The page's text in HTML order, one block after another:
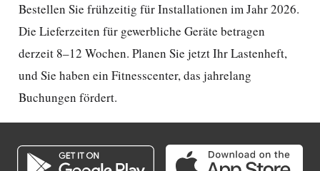
Bestellen Sie frühzeitig für Installationen im Jahr 2026.
Die Lieferzeiten für gewerbliche Geräte betragen
derzeit 8–12 Wochen. Planen Sie jetzt Ihr Lastenheft,
und Sie haben ein Fitnesscenter, das jahrelang
Buchungen fördert.